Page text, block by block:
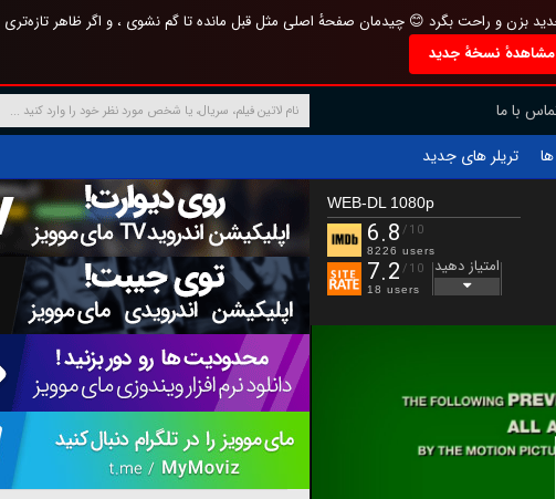
بزن و راحت بگرد 😊 چیدمان صفحهٔ اصلی مثل قبل مانده تا گم نشوی ، و اگر ظاهر
مشاهدهٔ نسخهٔ جدید
با ما
تریلر های جدید
WEB-DL 1080p
6.8 /10
8226 users
7.2 /10
18 users
امتیاز دهید